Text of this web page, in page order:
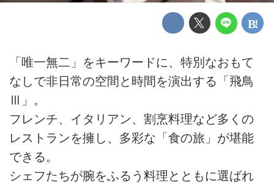
「唯一無二」をキーワードに、特別なおもて
なしで非日常の空間と時間を演出する「飛鳥
Ⅲ」。
フレンチ、イタリアン、割烹料理など多くの
レストランを擁し、多彩な「食の旅」が堪能
できる。
シェフたちが腕をふるう料理とともに選ばれ